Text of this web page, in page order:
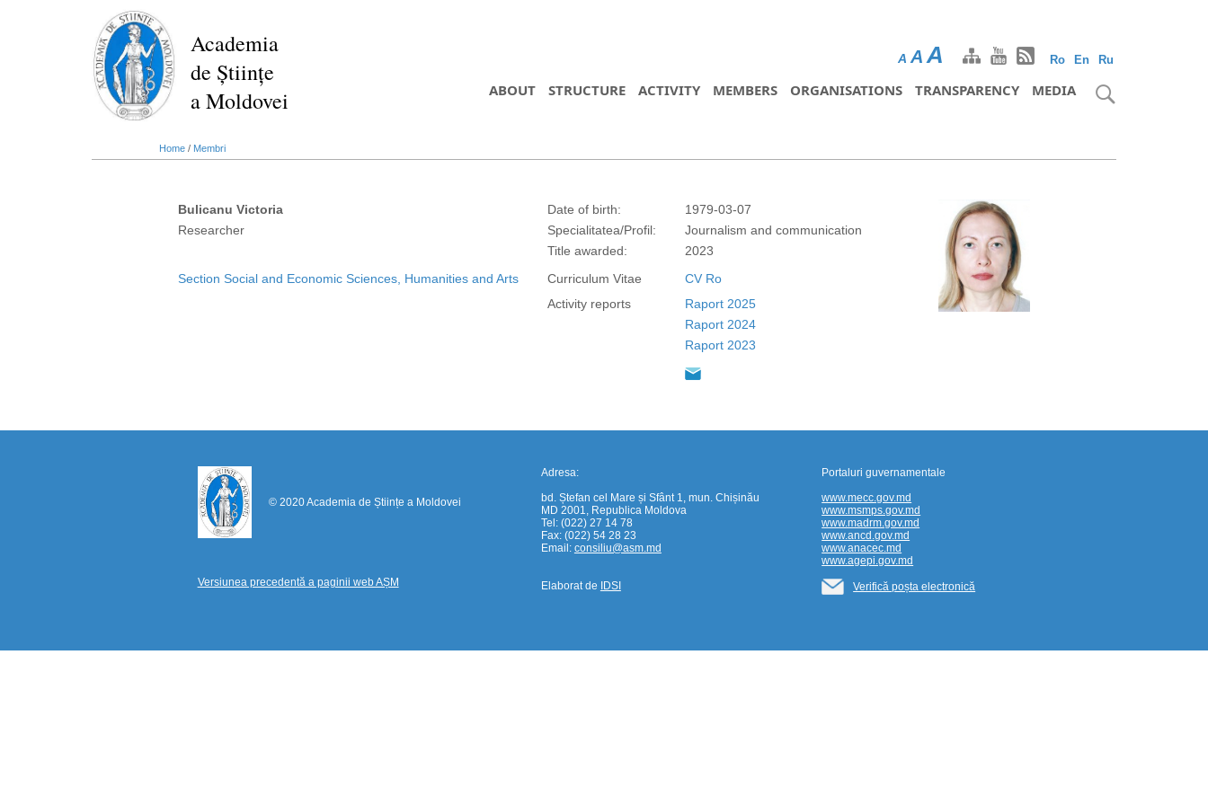
Academia
de Științe
a Moldovei
Ro En Ru
A A A
ABOUT STRUCTURE ACTIVITY MEMBERS ORGANISATIONS TRANSPARENCY MEDIA
Home / Membri
Bulicanu Victoria
Researcher
Date of birth:
Specialitatea/Profil:
Title awarded:
1979-03-07
Journalism and communication
2023
Section Social and Economic Sciences, Humanities and Arts
Curriculum Vitae
Activity reports
CV Ro
Raport 2025
Raport 2024
Raport 2023
© 2020 Academia de Științe a Moldovei
Versiunea precedentă a paginii web AȘM
Adresa:
bd. Ștefan cel Mare și Sfânt 1, mun. Chișinău
MD 2001, Republica Moldova
Tel: (022) 27 14 78
Fax: (022) 54 28 23
Email: consiliu@asm.md
Elaborat de IDSI
Portaluri guvernamentale
www.mecc.gov.md
www.msmps.gov.md
www.madrm.gov.md
www.ancd.gov.md
www.anacec.md
www.agepi.gov.md
Verifică poșta electronică